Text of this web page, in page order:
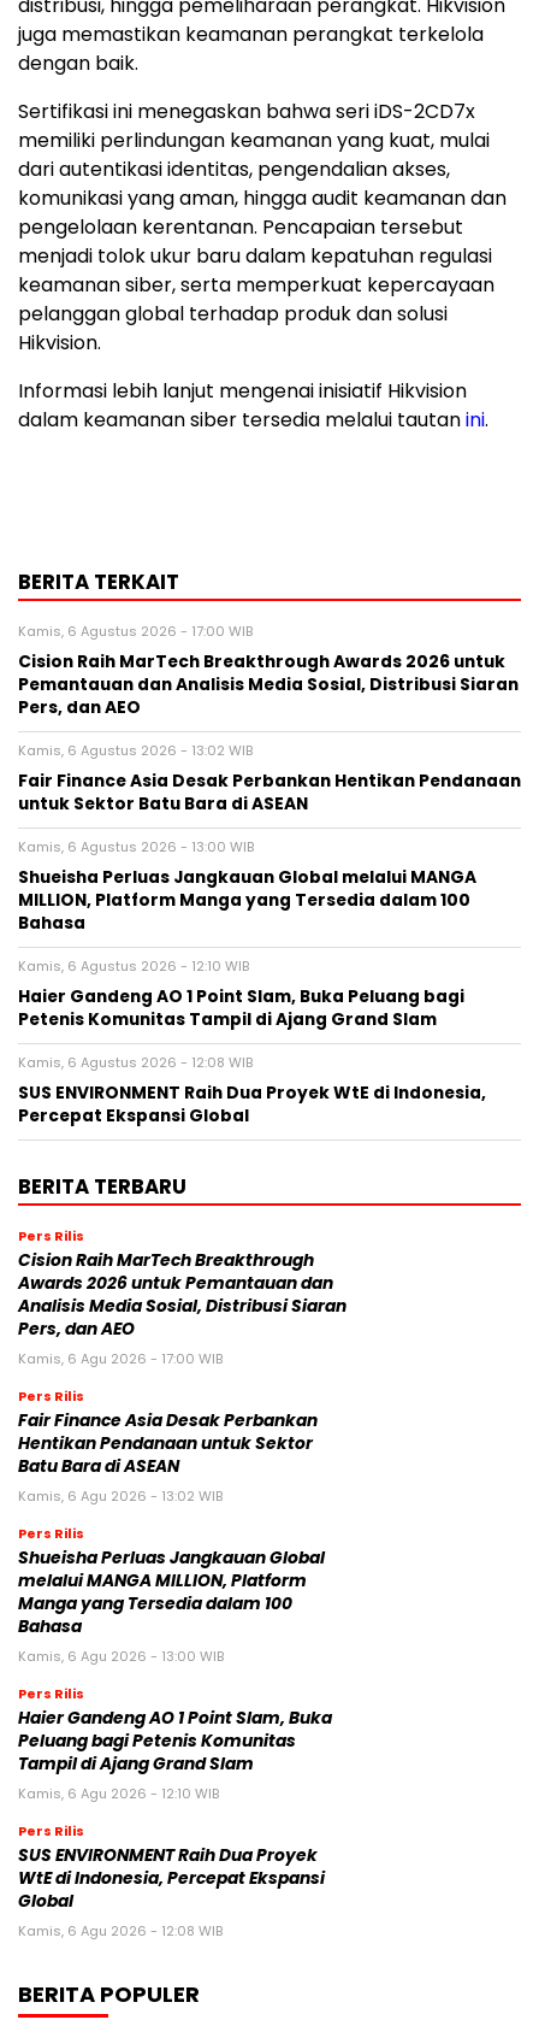
juga memastikan keamanan perangkat terkelola
dengan baik.
Sertifikasi ini menegaskan bahwa seri iDS-2CD7x
memiliki perlindungan keamanan yang kuat, mulai
dari autentikasi identitas, pengendalian akses,
komunikasi yang aman, hingga audit keamanan dan
pengelolaan kerentanan. Pencapaian tersebut
menjadi tolok ukur baru dalam kepatuhan regulasi
keamanan siber, serta memperkuat kepercayaan
pelanggan global terhadap produk dan solusi
Hikvision.
Informasi lebih lanjut mengenai inisiatif Hikvision
dalam keamanan siber tersedia melalui tautanini.
BERITA TERKAIT
Kamis, 6 Agustus 2026 - 17:00 WIB
Cision Raih MarTech Breakthrough Awards 2026 untuk
Pemantauan dan Analisis Media Sosial, Distribusi Siaran
Pers, dan AEO
Kamis, 6 Agustus 2026 - 13:02 WIB
Fair Finance Asia Desak Perbankan Hentikan Pendanaan
untuk Sektor Batu Bara di ASEAN
Kamis, 6 Agustus 2026 - 13:00 WIB
Shueisha Perluas Jangkauan Global melalui MANGA
MILLION, Platform Manga yang Tersedia dalam 100
Bahasa
Kamis, 6 Agustus 2026 - 12:10 WIB
Haier Gandeng AO 1 Point Slam, Buka Peluang bagi
Petenis Komunitas Tampil di Ajang Grand Slam
Kamis, 6 Agustus 2026 - 12:08 WIB
SUS ENVIRONMENT Raih Dua Proyek WtE di Indonesia,
Percepat Ekspansi Global
BERITA TERBARU
Pers Rilis
Cision Raih MarTech Breakthrough
Awards 2026 untuk Pemantauan dan
Analisis Media Sosial, Distribusi Siaran
Pers, dan AEO
Kamis, 6 Agu 2026 - 17:00 WIB
Pers Rilis
Fair Finance Asia Desak Perbankan
Hentikan Pendanaan untuk Sektor
Batu Bara di ASEAN
Kamis, 6 Agu 2026 - 13:02 WIB
Pers Rilis
Shueisha Perluas Jangkauan Global
melalui MANGA MILLION, Platform
Manga yang Tersedia dalam 100
Bahasa
Kamis, 6 Agu 2026 - 13:00 WIB
Pers Rilis
Haier Gandeng AO 1 Point Slam, Buka
Peluang bagi Petenis Komunitas
Tampil di Ajang Grand Slam
Kamis, 6 Agu 2026 - 12:10 WIB
Pers Rilis
SUS ENVIRONMENT Raih Dua Proyek
WtE di Indonesia, Percepat Ekspansi
Global
Kamis, 6 Agu 2026 - 12:08 WIB
BERITA POPULER